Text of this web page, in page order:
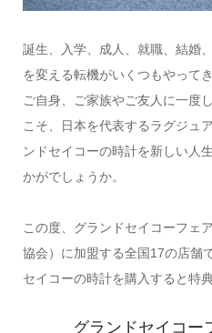
誕生、入学、成人、就職、結婚
を変える転機がいくつもやってき
ご自身、ご家族やご友人に一度
こそ、日本を代表するラグジュ
ンドセイコーの時計を新しい人
かがでしょうか。
この度、グランドセイコーフェ
協会）に加盟する全国17の店舗
セイコーの時計を購入すると特
グランドセイコー